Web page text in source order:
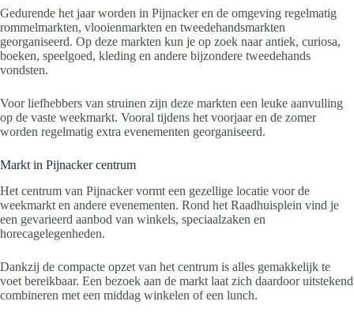
Gedurende het jaar worden in Pijnacker en de omgeving regelmatig
rommelmarkten, vlooienmarkten en tweedehandsmarkten
georganiseerd. Op deze markten kun je op zoek naar antiek, curiosa,
boeken, speelgoed, kleding en andere bijzondere tweedehands
vondsten.
Voor liefhebbers van struinen zijn deze markten een leuke aanvulling
op de vaste weekmarkt. Vooral tijdens het voorjaar en de zomer
worden regelmatig extra evenementen georganiseerd.
Markt in Pijnacker centrum
Het centrum van Pijnacker vormt een gezellige locatie voor de
weekmarkt en andere evenementen. Rond het Raadhuisplein vind je
een gevarieerd aanbod van winkels, speciaalzaken en
horecagelegenheden.
Dankzij de compacte opzet van het centrum is alles gemakkelijk te
voet bereikbaar. Een bezoek aan de markt laat zich daardoor uitstekend
combineren met een middag winkelen of een lunch.